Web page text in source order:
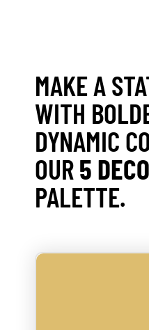
MAKE A
WITH
DYNAMIC
OUR5
PALETTE.